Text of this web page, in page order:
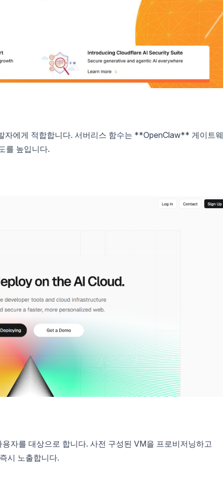
자에게 적합합니다. 서버리스 함수는 **OpenClaw** 게이트웨
를 높입니다.
자를 대상으로 합니다. 사전 구성된 VM을 프로비저닝하고
시 노출합니다.